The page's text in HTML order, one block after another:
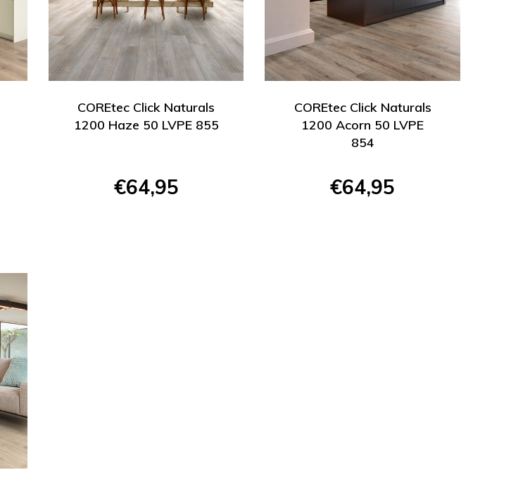
COREtec Click Naturals
1200 Haze 50 LVPE 855
€64,95
COREtec Click Naturals
1200 Acorn 50 LVPE
854
€64,95